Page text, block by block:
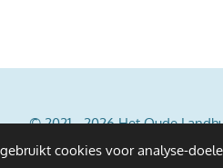
cookies voor analyse-
© 2021 - 2026 Het Oude